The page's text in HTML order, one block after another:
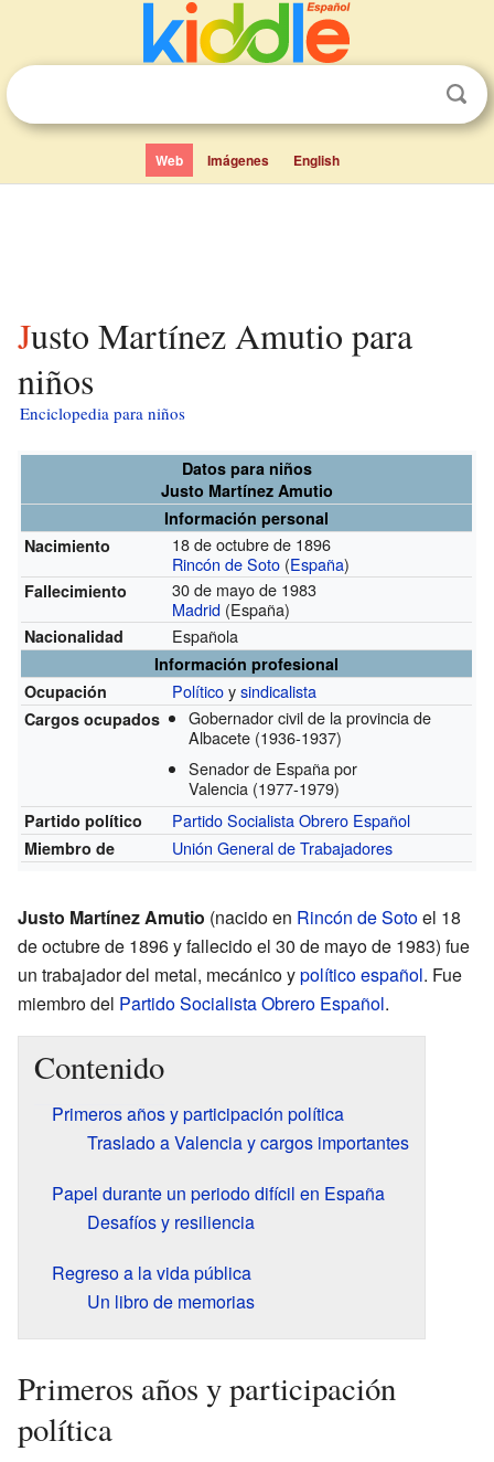
Web Imágenes English
Justo Martínez Amutio para
niños
Enciclopedia para niños
Datos para niños
Justo Martínez Amutio
Información personal
Nacimiento
18 de octubre de 1896
Rincón de Soto (España)
Fallecimiento
30 de mayo de 1983
Madrid (España)
Nacionalidad Española
Información profesional
Ocupación
Políticoysindicalista
Cargos ocupados
Gobernador civil de la provincia de
Albacete (1936-1937)
Senador de España por
Valencia (1977-1979)
Partido político Partido Socialista Obrero Español
Miembro de Unión General de Trabajadores
Justo Martínez Amutio (nacido en Rincón de Sotoel 18
de octubre de 1896 y fallecido el 30 de mayo de 1983) fue
un trabajador del metal, mecánico ypolíticoespañol. Fue
miembro del Partido Socialista Obrero Español.
Contenido
Primeros años y participación política
Traslado a Valencia y cargos importantes
Papel durante un periodo difícil en España
Desafíos y resiliencia
Regreso a la vida pública
Un libro de memorias
Primeros años y participación
política